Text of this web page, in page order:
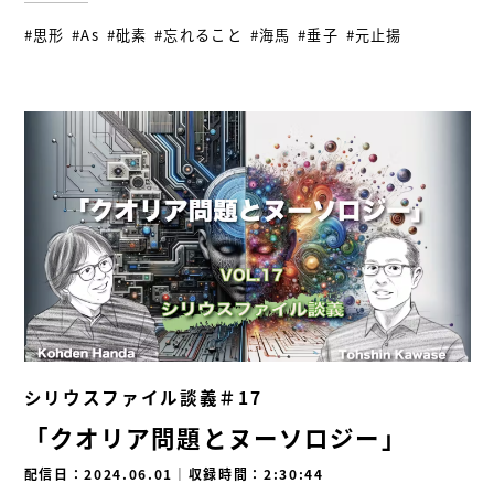
#思形 #As #砒素 #忘れること #海馬 #垂子 #元止揚
シリウスファイル談義＃17
「クオリア問題とヌーソロジー」
配信日：2024.06.01 ｜ 収録時間：2:30:44